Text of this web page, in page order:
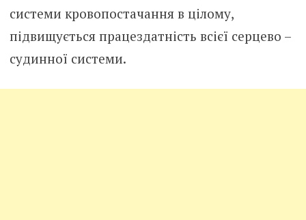
системи кровопостачання в цілому,
підвищується працездатність всієї серцево –
судинної системи.